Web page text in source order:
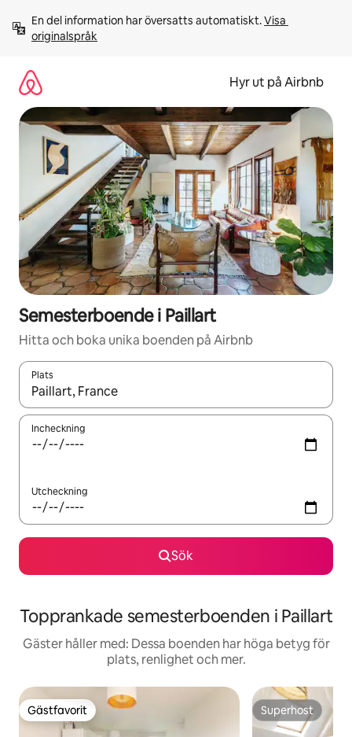
innehåll
En del information har översatts automatiskt. Visa
originalspråk
Hyr ut på Airbnb
Semesterboende i Paillart
Hitta och boka unika boenden på Airbnb
Plats
När resultaten är tillgängliga kan du navigera med upp- och
Incheckning
Utcheckning
Sök
Topprankade semesterboenden i Paillart
Gäster håller med: Dessa boenden har höga betyg för
plats, renlighet och mer.
Gästfavorit
Gästfavorit Superhost
Superhost